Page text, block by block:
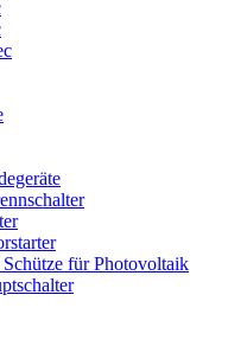
für Photovoltaik